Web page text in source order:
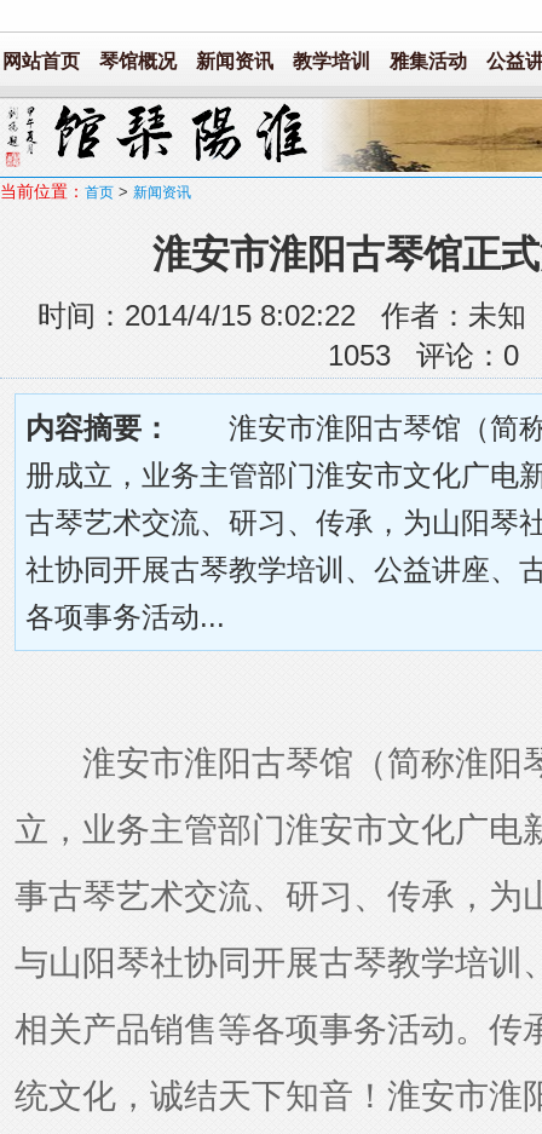
网站首页 琴馆概况 新闻资讯 教学培训 雅集活动 公益
当前位置： 首页 > 新闻资讯
淮安市淮阳古琴馆正
时间：2014/4/15 8:02:22 作者：未
1053 评论： 0
内容摘要：
淮安市淮阳古琴馆（简称
册成立，业务主管部门淮安市文化广电
古琴艺术交流、研习、传承，为山阳琴
社协同开展古琴教学培训、公益讲座、
各项事务活动...
淮安市淮阳古琴馆（简称淮阳
立，业务主管部门淮安市文化广电
事古琴艺术交流、研习、传承，为
与山阳琴社协同开展古琴教学培训
相关产品销售等各项事务活动。传
统文化，诚结天下知音！淮安市